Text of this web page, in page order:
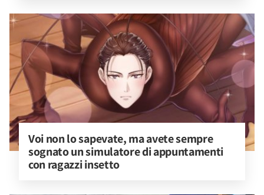
Voi non lo sapevate, ma avete sempre
sognato un simulatore di appuntamenti
con ragazzi insetto